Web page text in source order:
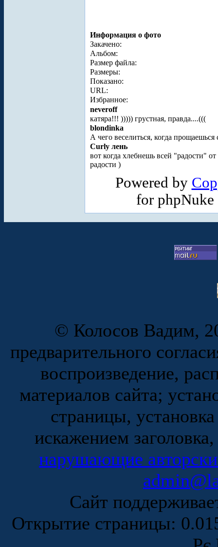
Информация о фото
Закачено:
Альбом:
Размер файла:
Размеры:
Показано:
URL:
Избранное:
neveroff
катяра!!! ))))) грустная, правда....(((
blondinka
А чего веселиться, когда
Curly лень
вот когда хлебнешь всей "радости"
радости )
Powered by
for
© Колосов Вадим,
предварительного
воспроизведение,
материалов сайта;
страницы,
искажением
нарушающие
Сайт
Открытие страницы: